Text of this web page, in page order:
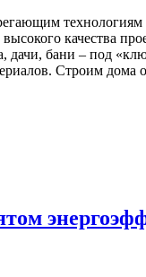
качества
дачи, бани – под
Строим дома